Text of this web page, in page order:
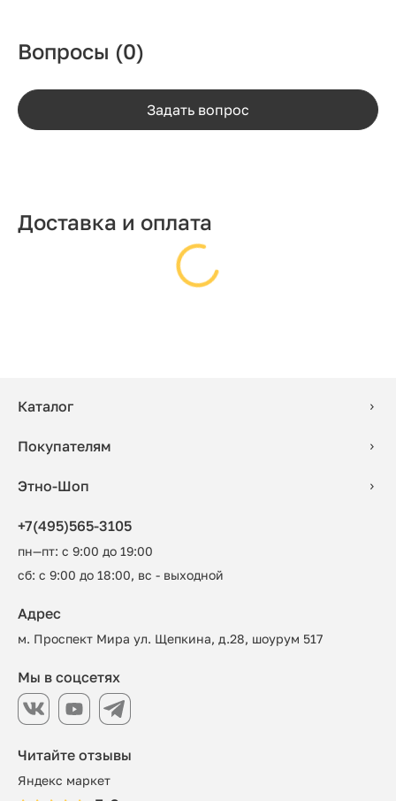
Вопросы (0)
Задать вопрос
Доставка и оплата
Каталог
Покупателям
Этно-Шоп
+7(495)565-3105
пн—пт: с 9:00 до 19:00
сб: с 9:00 до 18:00, вс - выходной
Читайте отзывы
Яндекс маркет
Адрес
м. Проспект Мира ул. Щепкина, д.28, шоурум 517
Мы в соцсетях